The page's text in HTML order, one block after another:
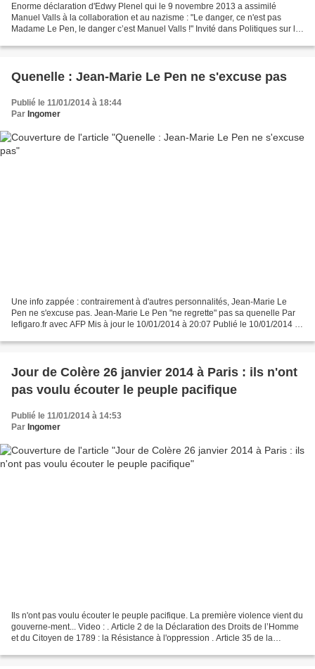
Enorme déclaration d'Edwy Plenel qui le 9 novembre 2013 a assimilé
Manuel Valls à la collaboration et au nazisme : "Le danger, ce n'est pas
Madame Le Pen, le danger c’est Manuel Valls !" Invité dans Politiques sur la
Quenelle : Jean-Marie Le Pen ne s'excuse pas
Publié le 11/01/2014 à 18:44
Par Ingomer
Une info zappée : contrairement à d'autres personnalités, Jean-Marie Le
Pen ne s'excuse pas. Jean-Marie Le Pen "ne regrette" pas sa quenelle Par
lefigaro.fr avec AFP Mis à jour le 10/01/2014 à 20:07 Publié le 10/01/2014 à
Jour de Colère 26 janvier 2014 à Paris : ils n'ont
pas voulu écouter le peuple pacifique
Publié le 11/01/2014 à 14:53
Par Ingomer
Ils n'ont pas voulu écouter le peuple pacifique. La première violence vient du
gouverne-ment... Video : . Article 2 de la Déclaration des Droits de l’Homme
et du Citoyen de 1789 : la Résistance à l'oppression . Article 35 de la